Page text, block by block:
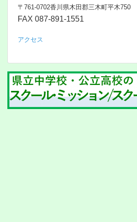
〒761‐0702香川県木田郡三木町平木750
FAX 087-891-1551
アクセス